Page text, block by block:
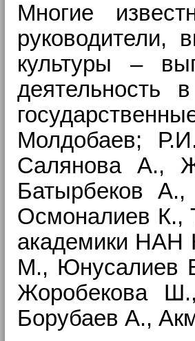
Многие
руководители,
культуры –
деятельность
Молдобаев;
Салянова А.,
Батырбеков
Осмоналиев К.,
академики НАН
М., Юнусалиев
Жоробекова
Борубаев А.,